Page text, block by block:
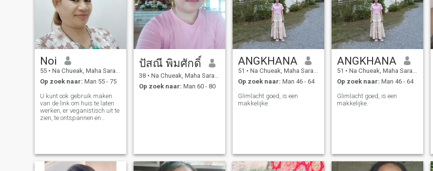
Noi
55 • Na Chueak, Maha Sarakham, Thailand
Op zoek naar: Man 55 - 75
U kunt ook gebruik maken
van de link om huis te laten
werken, er veganistisch uit te
zien, te ontspannen en
ปัสณี พิมศักดิ์
38 • Na Chueak, Maha Sarakham, Thailand
Op zoek naar: Man 60 - 80
ANGKHANA
51 • Na Chueak, Maha Sarakham, Thailand
Op zoek naar: Man 46 - 64
Glimlacht goed, is een
makkelijke.
ANGKHANA
51 • Na Chueak, Maha Sarakham, Thailand
Op zoek naar: Man 46 - 64
Glimlacht goed, is een
makkelijke.